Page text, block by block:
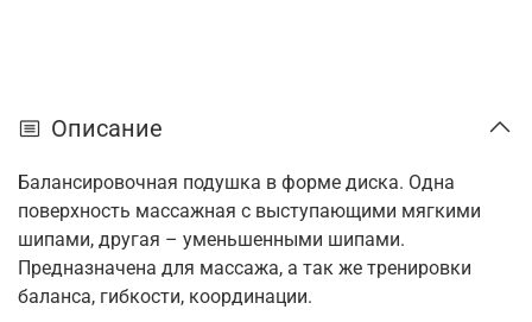
Описание
Балансировочная подушка в форме диска. Одна
поверхность массажная с выступающими мягкими
шипами, другая – уменьшенными шипами.
Предназначена для массажа, а так же тренировки
баланса, гибкости, координации.